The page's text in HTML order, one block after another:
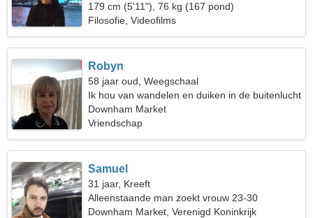
179 cm (5'11"), 76 kg (167 pond)
Filosofie, Videofilms
Robyn
58 jaar oud, Weegschaal
Ik hou van wandelen en duiken in de buitenlucht
Downham Market
Vriendschap
Samuel
31 jaar, Kreeft
Alleenstaande man zoekt vrouw 23-30
Downham Market, Verenigd Koninkrijk